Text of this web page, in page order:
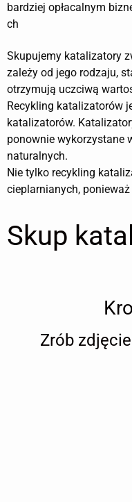
bardziej opłacalnym
ch
Skupujemy katalizatory
zależy od jego rodzaju,
otrzymują uczciwą
Recykling katalizatorów
katalizatorów.
ponownie wykorzystane
naturalnych.
Nie tylko recykling
cieplarnianych,
Skup
Zrób